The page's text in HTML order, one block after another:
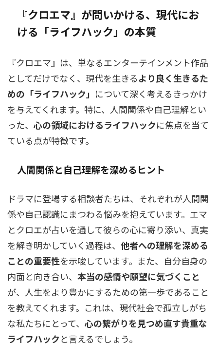
『クロエマ』が問いかける、現代にお
ける「ライフハック」の本質
『クロエマ』は、単なるエンターテインメント作品
としてだけでなく、現代を生きるより良く生きるた
めの「ライフハック」 について深く考えるきっかけ
を与えてくれます。特に、人間関係や自己理解とい
った、 心の領域におけるライフハックに焦点を当て
ている点が特徴です。
人間関係と自己理解を深めるヒント
ドラマに登場する相談者たちは、それぞれが人間関
係や自己認識にまつわる悩みを抱えています。エマ
とクロエが占いを通して彼らの心に寄り添い、真実
を解き明かしていく過程は、 他者への理解を深める
ことの重要性を示唆しています。また、自分自身の
内面と向き合い、 本当の感情や願望に気づくこと
が、人生をより豊かにするための第一歩であること
を教えてくれます。これは、現代社会で孤立しがち
な私たちにとって、 心の繋がりを見つめ直す貴重な
ライフハックと言えるでしょう。